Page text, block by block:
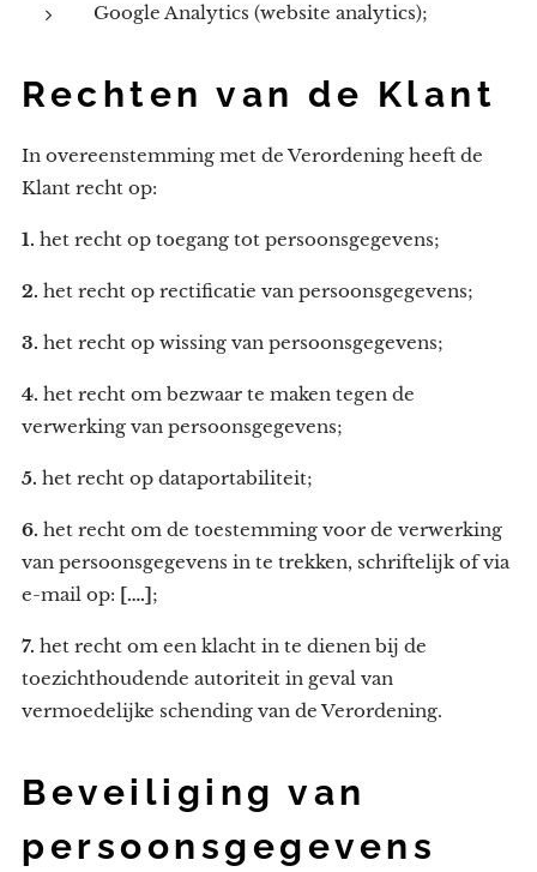
Google Analytics (website analytics);
Rechten van de Klant
In overeenstemming met de Verordening heeft de
Klant recht op:
1. het recht op toegang tot persoonsgegevens;
2. het recht op rectificatie van persoonsgegevens;
3. het recht op wissing van persoonsgegevens;
4. het recht om bezwaar te maken tegen de
verwerking van persoonsgegevens;
5. het recht op dataportabiliteit;
6. het recht om de toestemming voor de verwerking
van persoonsgegevens in te trekken, schriftelijk of via
e-mail op: [….];
7. het recht om een klacht in te dienen bij de
toezichthoudende autoriteit in geval van
vermoedelijke schending van de Verordening.
Beveiliging van
persoonsgegevens